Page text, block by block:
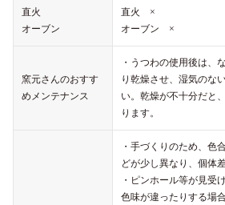
直火
オーブン
直火 ×
オーブン ×
窯元さんのおすす
めメンテナンス
・うつわの使用後は、
り乾燥させ、湿気のな
い。乾燥が不十分だと
ります。
・手づくりのため、色
どが少し異なり、個体
・ピンホール等が見受
色味が違ったりする場